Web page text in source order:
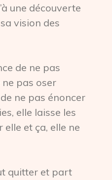
une découverte
vision des
de ne pas
pas oser
ne pas énoncer
elle laisse les
et ça, elle ne
quitter et part